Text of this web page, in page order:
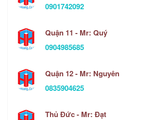
0901742092
Quận 11 - Mr: Quý
0904985685
Quận 12 - Mr: Nguyên
0835904625
Thủ Đức - Mr: Đạt